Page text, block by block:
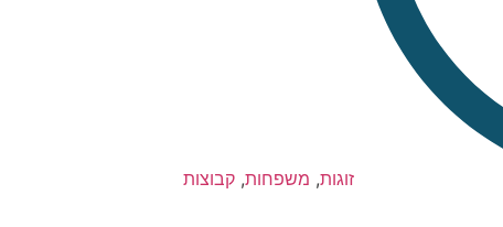
זוגות, משפחות, קבוצות